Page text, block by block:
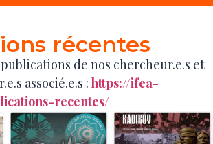
récentes
de nos chercheur.e.s et
associé.e.s : https://ifea-
recentes/